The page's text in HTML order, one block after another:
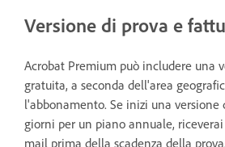
Versione di prova e
Acrobat Premium può includere una
gratuita, a seconda dell'area
l'abbonamento. Se inizi una versione
giorni per un piano annuale,
mail prima della scadenza della